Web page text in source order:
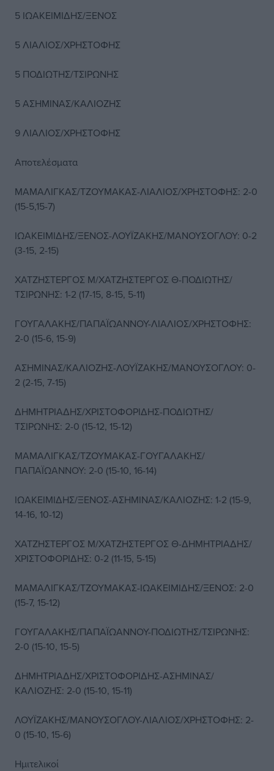
5 ΙΩΑΚΕΙΜΙΔΗΣ/ΞΕΝΟΣ
5 ΛΙΑΛΙΟΣ/ΧΡΗΣΤΟΦΗΣ
5 ΠΟΔΙΩΤΗΣ/ΤΣΙΡΩΝΗΣ
5 ΑΣΗΜΙΝΑΣ/ΚΑΛΙΟΖΗΣ
9 ΛΙΑΛΙΟΣ/ΧΡΗΣΤΟΦΗΣ
Αποτελέσματα
ΜΑΜΑΛΙΓΚΑΣ/ΤΖΟΥΜΑΚΑΣ-ΛΙΑΛΙΟΣ/ΧΡΗΣΤΟΦΗΣ: 2-0
(15-5,15-7)
ΙΩΑΚΕΙΜΙΔΗΣ/ΞΕΝΟΣ-ΛΟΥΪΖΑΚΗΣ/ΜΑΝΟΥΣΟΓΛΟΥ: 0-2
(3-15, 2-15)
ΧΑΤΖΗΣΤΕΡΓΟΣ Μ/ΧΑΤΖΗΣΤΕΡΓΟΣ Θ-ΠΟΔΙΩΤΗΣ/
ΤΣΙΡΩΝΗΣ: 1-2 (17-15, 8-15, 5-11)
ΓΟΥΓΑΛΑΚΗΣ/ΠΑΠΑΪΩΑΝΝΟΥ-ΛΙΑΛΙΟΣ/ΧΡΗΣΤΟΦΗΣ:
2-0 (15-6, 15-9)
ΑΣΗΜΙΝΑΣ/ΚΑΛΙΟΖΗΣ-ΛΟΥΪΖΑΚΗΣ/ΜΑΝΟΥΣΟΓΛΟΥ: 0-
2 (2-15, 7-15)
ΔΗΜΗΤΡΙΑΔΗΣ/ΧΡΙΣΤΟΦΟΡΙΔΗΣ-ΠΟΔΙΩΤΗΣ/
ΤΣΙΡΩΝΗΣ: 2-0 (15-12, 15-12)
ΜΑΜΑΛΙΓΚΑΣ/ΤΖΟΥΜΑΚΑΣ-ΓΟΥΓΑΛΑΚΗΣ/
ΠΑΠΑΪΩΑΝΝΟΥ: 2-0 (15-10, 16-14)
ΙΩΑΚΕΙΜΙΔΗΣ/ΞΕΝΟΣ-ΑΣΗΜΙΝΑΣ/ΚΑΛΙΟΖΗΣ: 1-2 (15-9,
14-16, 10-12)
ΧΑΤΖΗΣΤΕΡΓΟΣ Μ/ΧΑΤΖΗΣΤΕΡΓΟΣ Θ-ΔΗΜΗΤΡΙΑΔΗΣ/
ΧΡΙΣΤΟΦΟΡΙΔΗΣ: 0-2 (11-15, 5-15)
ΜΑΜΑΛΙΓΚΑΣ/ΤΖΟΥΜΑΚΑΣ-ΙΩΑΚΕΙΜΙΔΗΣ/ΞΕΝΟΣ: 2-0
(15-7, 15-12)
ΓΟΥΓΑΛΑΚΗΣ/ΠΑΠΑΪΩΑΝΝΟΥ-ΠΟΔΙΩΤΗΣ/ΤΣΙΡΩΝΗΣ:
2-0 (15-10, 15-5)
ΔΗΜΗΤΡΙΑΔΗΣ/ΧΡΙΣΤΟΦΟΡΙΔΗΣ-ΑΣΗΜΙΝΑΣ/
ΚΑΛΙΟΖΗΣ: 2-0 (15-10, 15-11)
ΛΟΥΪΖΑΚΗΣ/ΜΑΝΟΥΣΟΓΛΟΥ-ΛΙΑΛΙΟΣ/ΧΡΗΣΤΟΦΗΣ: 2-
0 (15-10, 15-6)
Ημιτελικοί